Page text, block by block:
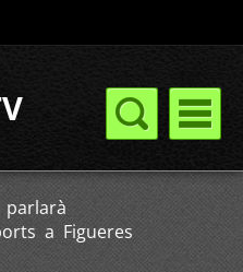
parlarà
a Figueres